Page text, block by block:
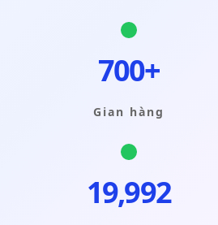
700+
Gian hàng
19,999